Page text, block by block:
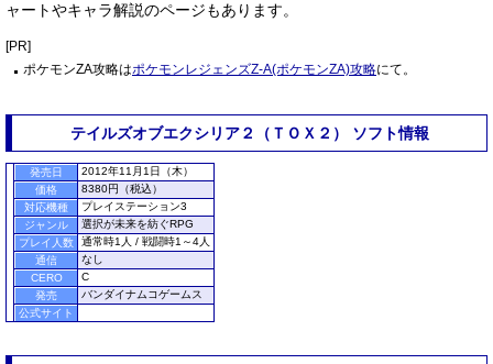
ャートやキャラ解説のページもあります。
[PR]
ポケモンZA攻略はポケモンレジェンズZ-A(ポケモンZA)攻略にて。
テイルズオブエクシリア２（ＴＯＸ２） ソフト情報
発売日
2012年11月1日（木）
価格
8380円（税込）
対応機種
プレイステーション3
ジャンル
選択が未来を紡ぐRPG
プレイ人数
通常時1人 / 戦闘時1～4人
通信
なし
CERO
C
発売
バンダイナムコゲームス
公式サイト